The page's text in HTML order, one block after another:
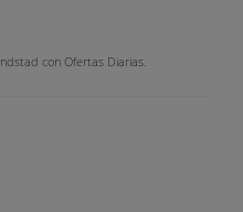
con Ofertas Diarias.